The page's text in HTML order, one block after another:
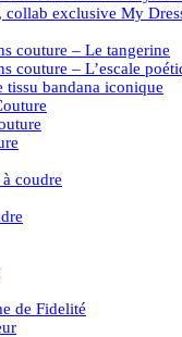
exclusive My
couture – Le tangerine
couture – L’escale
tissu bandana iconique
coudre
de Fidelité